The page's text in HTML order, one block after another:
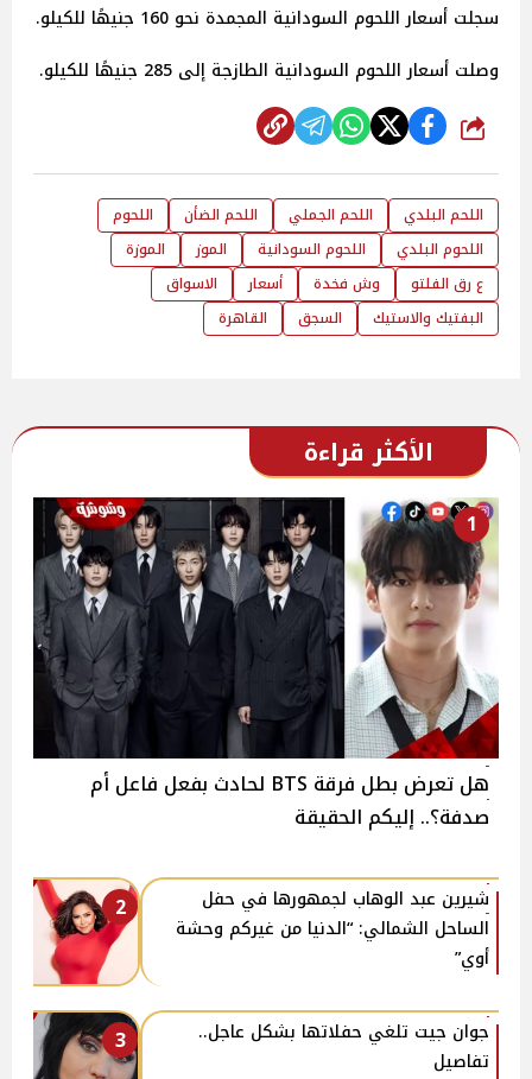
سجلت أسعار اللحوم السودانية المجمدة نحو 160 جنيهًا للكيلو.
وصلت أسعار اللحوم السودانية الطازجة إلى 285 جنيهًا للكيلو.
شارك
اللحم البلدي اللحم الجملي اللحم الضأن
اللحوم
اللحوم البلدي
اللحوم السودانية الموز
الموزة
ع رق الفلتو
وش فخدة أسعار
الاسواق
البفتيك والاستيك
السجق القاهرة
الأكثر قراءة
1
هل تعرض بطل فرقة BTS لحادث بفعل فاعل أم
صدفة؟.. إليكم الحقيقة
2
شيرين عبد الوهاب لجمهورها في حفل
الساحل الشمالي: “الدنيا من غيركم وحشة
أوي”
3
جوان جيت تلغي حفلاتها بشكل عاجل..
تفاصيل